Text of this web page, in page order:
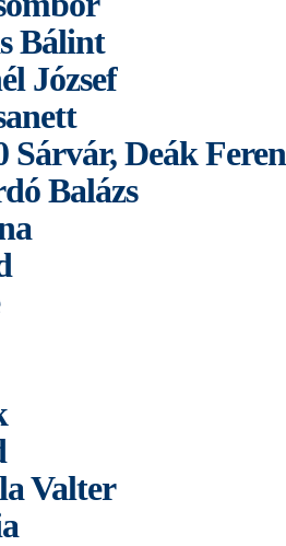
Bálint
József
Sárvár, Deák
Balázs
Valter